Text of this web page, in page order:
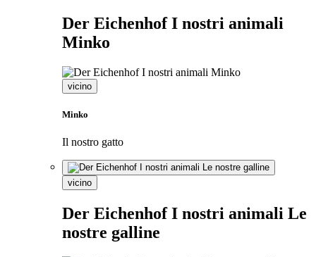
Der Eichenhof I nostri animali
Minko
vicino
Minko
Il nostro gatto
vicino
Der Eichenhof I nostri animali Le
nostre galline